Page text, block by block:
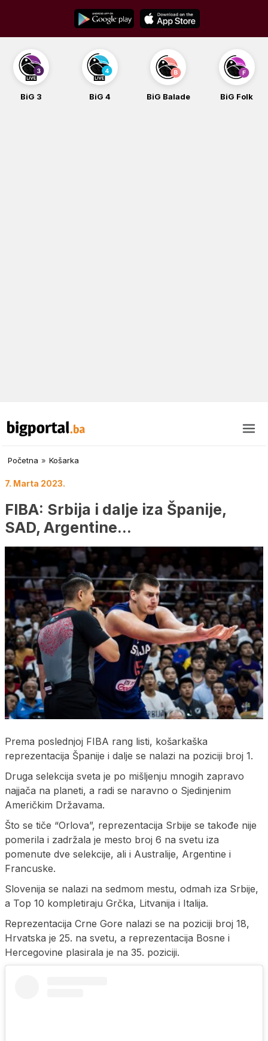
content
BiG 3 BiG 4 BiG Balade BiG Folk
Početna » Košarka
7. Marta 2023.
FIBA: Srbija i dalje iza Španije,
SAD, Argentine…
Prema poslednjoj FIBA rang listi, košarkaška
reprezentacija Španije i dalje se nalazi na poziciji broj 1.
Druga selekcija sveta je po mišljenju mnogih zapravo
najjača na planeti, a radi se naravno o Sjedinjenim
Američkim Državama.
Što se tiče “Orlova”, reprezentacija Srbije se takođe nije
pomerila i zadržala je mesto broj 6 na svetu iza
pomenute dve selekcije, ali i Australije, Argentine i
Francuske.
Slovenija se nalazi na sedmom mestu, odmah iza Srbije,
a Top 10 kompletiraju Grčka, Litvanija i Italija.
Reprezentacija Crne Gore nalazi se na poziciji broj 18,
Hrvatska je 25. na svetu, a reprezentacija Bosne i
Hercegovine plasirala je na 35. poziciji.